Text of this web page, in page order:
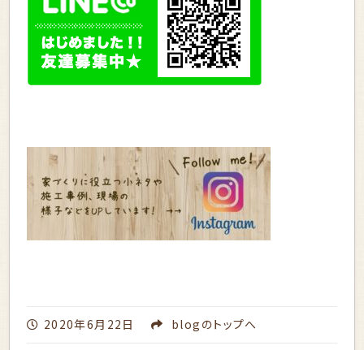
2020年6月22日 blog のトップへ